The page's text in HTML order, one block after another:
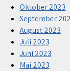
Oktober 2023
September
August 2023
Juli 2023
Juni 2023
Mai 2023